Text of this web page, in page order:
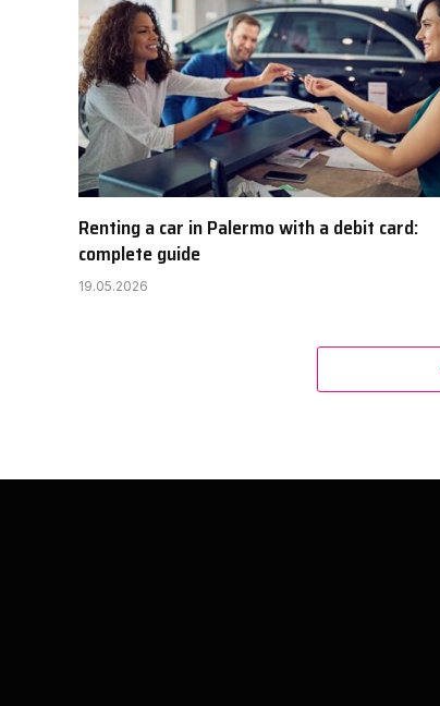
Renting a car in Palermo with a debit card:
complete guide
19.05.2026